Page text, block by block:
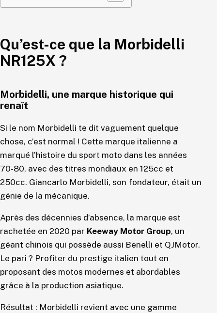
Qu’est-ce que la Morbidelli
NR125X ?
Morbidelli, une marque historique qui
renaît
Si le nom Morbidelli te dit vaguement quelque
chose, c’est normal ! Cette marque italienne a
marqué l’histoire du sport moto dans les années
70-80, avec des titres mondiaux en 125cc et
250cc. Giancarlo Morbidelli, son fondateur, était un
génie de la mécanique.
Après des décennies d’absence, la marque est
rachetée en 2020 par Keeway Motor Group, un
géant chinois qui possède aussi Benelli et QJMotor.
Le pari ? Profiter du prestige italien tout en
proposant des motos modernes et abordables
grâce à la production asiatique.
Résultat : Morbidelli revient avec une gamme